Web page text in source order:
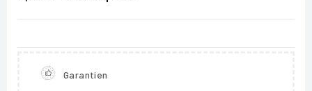
Garantien